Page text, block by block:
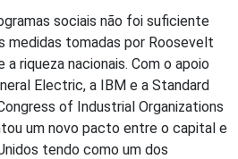
sociais não foi suficiente
medidas tomadas por Roosevelt
a riqueza nacionais. Com o apoio
Electric, a IBM e a Standard
of Industrial Organizations
um novo pacto entre o capital e
tendo como um dos